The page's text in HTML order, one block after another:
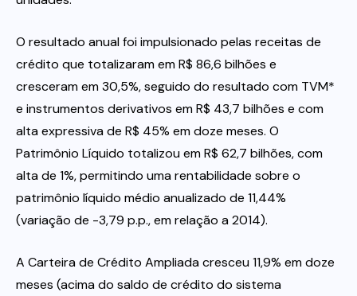
O resultado anual foi impulsionado pelas receitas de
crédito que totalizaram em R$ 86,6 bilhões e
cresceram em 30,5%, seguido do resultado com TVM*
e instrumentos derivativos em R$ 43,7 bilhões e com
alta expressiva de R$ 45% em doze meses. O
Patrimônio Líquido totalizou em R$ 62,7 bilhões, com
alta de 1%, permitindo uma rentabilidade sobre o
patrimônio líquido médio anualizado de 11,44%
(variação de -3,79 p.p., em relação a 2014).
A Carteira de Crédito Ampliada cresceu 11,9% em doze
meses (acima do saldo de crédito do sistema